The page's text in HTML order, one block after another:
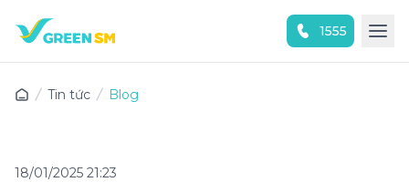
1555
Tin tức Blog
18/01/2025 21:23